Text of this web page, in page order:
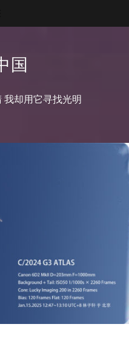
国
我却用它寻找光明